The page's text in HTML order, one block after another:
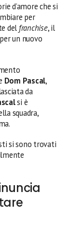
d’amore che si
per
del franchise, il
un nuovo
Dom Pascal,
da
si è
squadra,
si sono trovati